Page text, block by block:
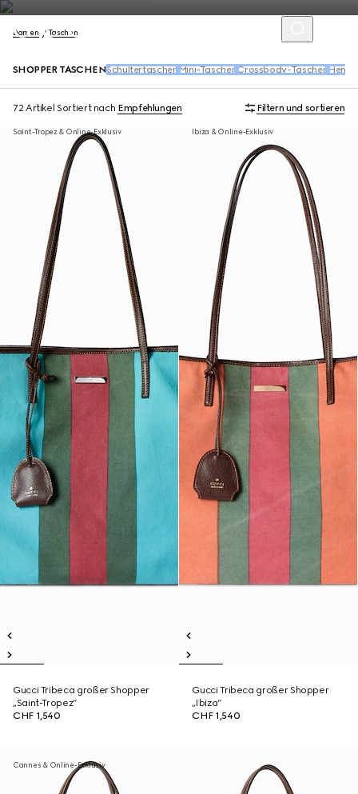
Damen Taschen
SHOPPER TASCHEN Schultertaschen Mini-Taschen Crossbody-Taschen
72 Artikel Sortiert nach Empfehlungen Filtern und sortieren
Saint-Tropez & Online-Exklusiv
Gucci Tribeca großer Shopper
„Saint-Tropez“
CHF 1,540
Ibiza & Online-Exklusiv
Gucci Tribeca großer Shopper
„Ibiza“
CHF 1,540
Cannes & Online-Exklusiv